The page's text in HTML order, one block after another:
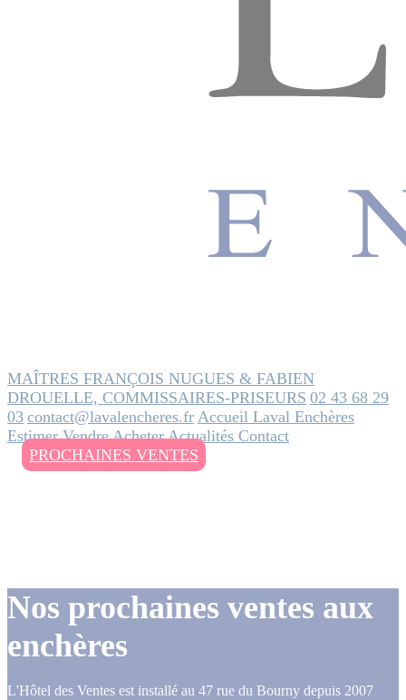
MAÎTRES FRANÇOIS NUGUES & FABIEN
DROUELLE, COMMISSAIRES-PRISEURS 02 43 68 29
03 contact@lavalencheres.fr Accueil Laval Enchères
EstimerVendreAcheterActualités Contact
PROCHAINES VENTES
Nos prochaines ventes aux
enchères
L'Hôtel des Ventes est installé au 47 rue du Bourny depuis 2007